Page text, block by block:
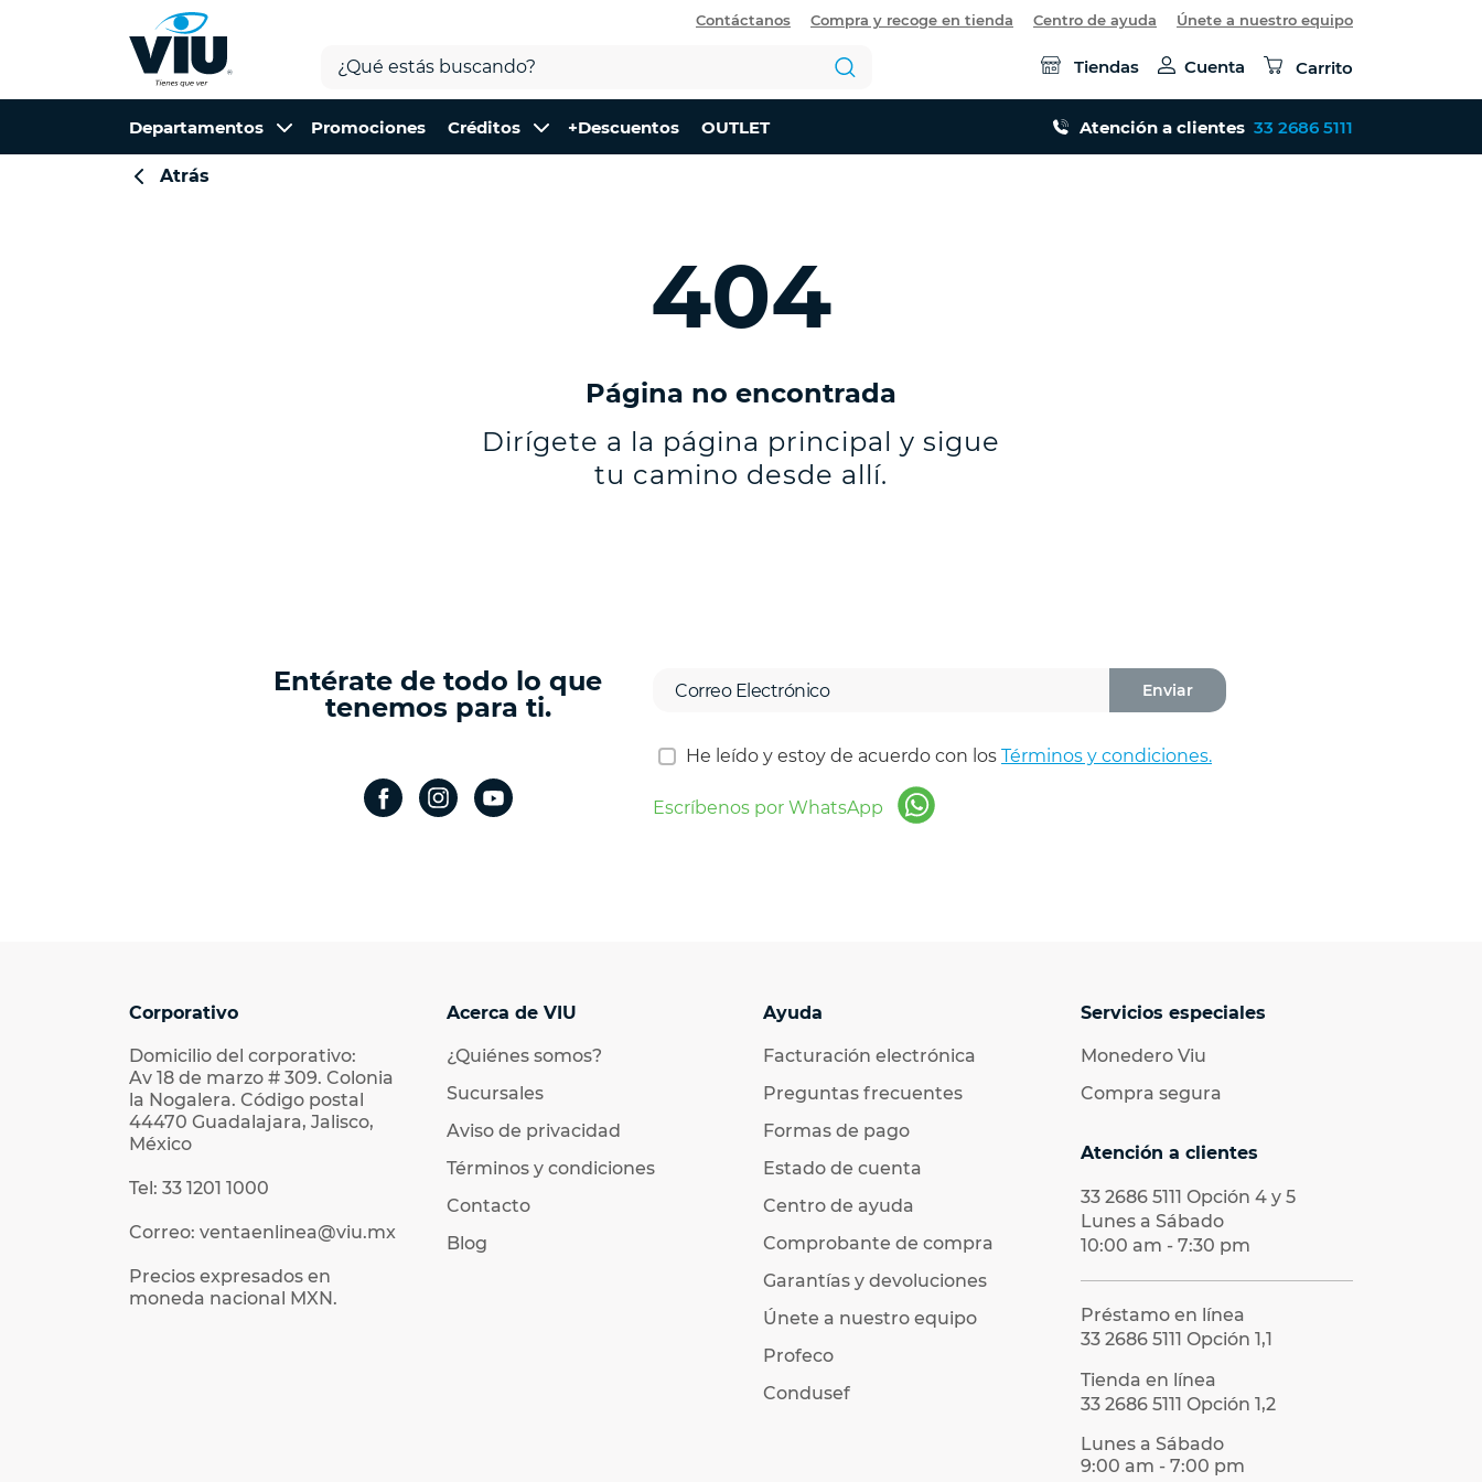
Contáctanos Compra y recoge en tienda Centro de ayuda Únete a nuestro equipo
Tiendas Cuenta Carrito
Departamentos Promociones Créditos +Descuentos OUTLET Atención a clientes 33 2686 5111
Atrás
404
Página no encontrada
Dirígete a la página principal y sigue
tu camino desde allí.
Entérate de todo lo que
tenemos para ti.
Enviar
He leído y estoy de acuerdo con los Términos y condiciones.
Escríbenos por WhatsApp
Corporativo
Domicilio del corporativo:
Av 18 de marzo # 309. Colonia
la Nogalera. Código postal
44470 Guadalajara, Jalisco,
México
Tel: 33 1201 1000
Correo: ventaenlinea@viu.mx
Precios expresados en
moneda nacional MXN.
Acerca de VIU
¿Quiénes somos?
Sucursales
Aviso de privacidad
Términos y condiciones
Contacto
Blog
Ayuda
Facturación electrónica
Preguntas frecuentes
Formas de pago
Estado de cuenta
Centro de ayuda
Comprobante de compra
Garantías y devoluciones
Únete a nuestro equipo
Profeco
Condusef
Servicios especiales
Monedero Viu
Compra segura
Atención a clientes
33 2686 5111 Opción 4 y 5
Lunes a Sábado
10:00 am - 7:30 pm
Préstamo en línea
33 2686 5111 Opción 1,1
Tienda en línea
33 2686 5111 Opción 1,2
Lunes a Sábado
9:00 am - 7:00 pm